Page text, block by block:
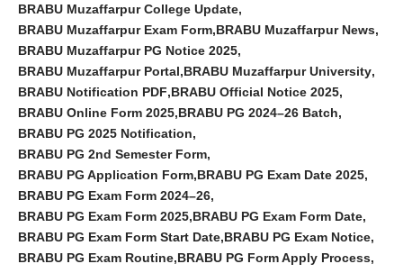
BRABU Muzaffarpur College Update
BRABU Muzaffarpur Exam Form BRABU Muzaffarpur News
BRABU Muzaffarpur PG Notice 2025
BRABU Muzaffarpur Portal BRABU Muzaffarpur University
BRABU Notification PDF BRABU Official Notice 2025
BRABU Online Form 2025 BRABU PG 2024–26 Batch
BRABU PG 2025 Notification
BRABU PG 2nd Semester Form
BRABU PG Application Form BRABU PG Exam Date 2025
BRABU PG Exam Form 2024–26
BRABU PG Exam Form 2025 BRABU PG Exam Form Date
BRABU PG Exam Form Start Date BRABU PG Exam Notice
BRABU PG Exam Routine BRABU PG Form Apply Process